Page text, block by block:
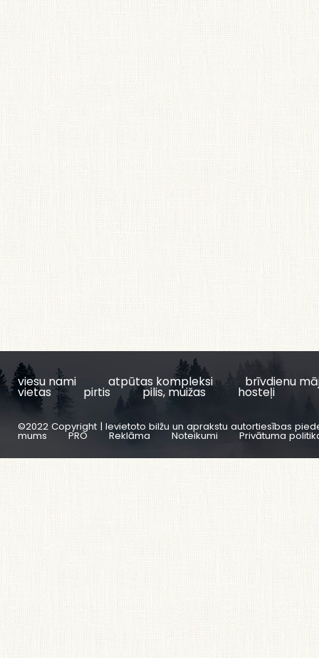
viesu nami atpūtas kompleksi brīvdienu
vietas pirtis pilis, muižas hosteļi
©2022 Copyright | Ievietoto bilžu un aprakstu autortiesības
mums PRO Reklāma Noteikumi Privātuma